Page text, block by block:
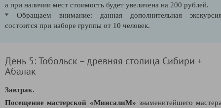
а при наличии мест стоимость будет увеличена на 200 рублей.
* Обращаем внимание: данная дополнительная
состоится при наборе группы от 10 человек.
День 5: Тобольск – древняя столица Сибири +
Абалак
Завтрак.
Посещение мастерской «МинсалиМ» знаменитейшего